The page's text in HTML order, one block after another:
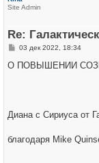
Site Admin
Re:
С
о
е
03 дек 2022, 18:34
О ПОВЫШЕНИИ
Диана с Сириуса от
благодаря Mike